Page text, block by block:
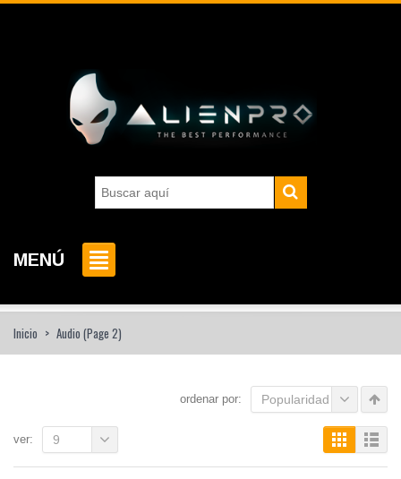
MENÚ
Inicio > Audio (Page 2)
ordenar por: Popularidad
ver: 9